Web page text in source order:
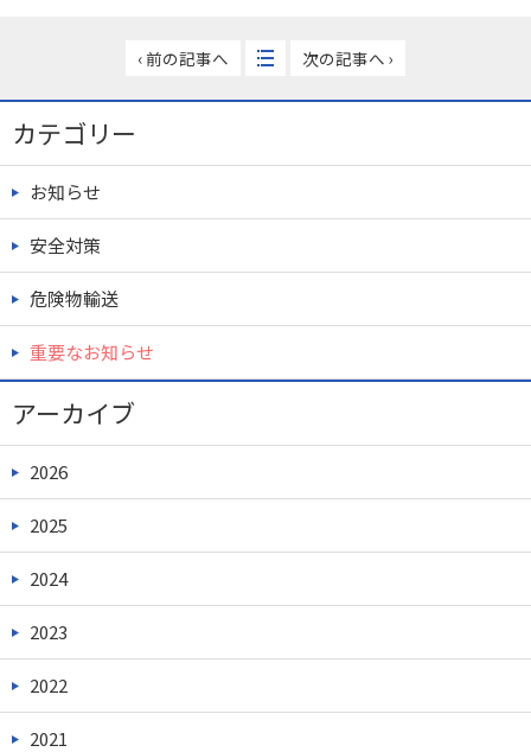
‹ 前の記事へ 次の記事へ ›
カテゴリー
お知らせ
安全対策
危険物輸送
重要なお知らせ
アーカイブ
2026
2025
2024
2023
2022
2021